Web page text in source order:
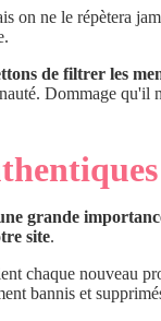
on ne le répètera
de filtrer les
Dommage
grande
site.
chaque nouveau
bannis et